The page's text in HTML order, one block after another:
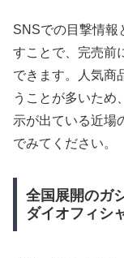
SNSでの目撃情報
すことで、完売前
できます。人気商
うことが多いため
示が出ている近場
でみてください。
全国展開のガ
ダイオフィシ